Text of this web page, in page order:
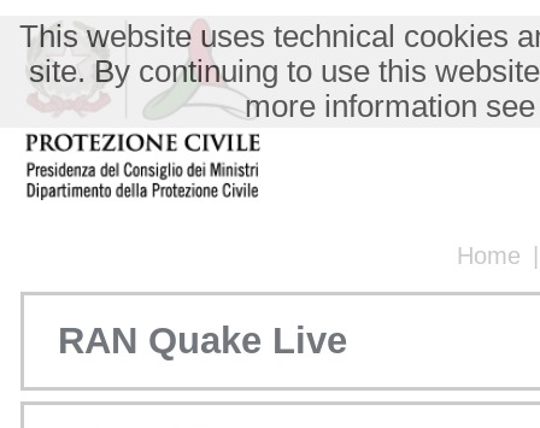
Home
This website uses technical cookies
site. By continuing to use this
more information
RAN Quake Live